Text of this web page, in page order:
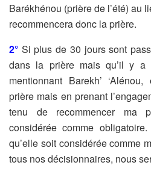
Barékhénou (prière de l’été) au
recommencera donc la prière.
2° Si plus de 30 jours sont
dans la prière mais qu’il y
mentionnant Barekh’
prière mais en prenant
tenu de recommencer ma
considérée comme
qu’elle soit considérée comme
tous nos décisionnaires, nous